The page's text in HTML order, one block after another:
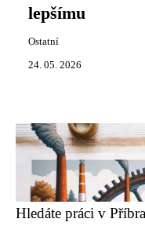
lepšímu
Ostatní
24. 05. 2026
Hledáte práci v